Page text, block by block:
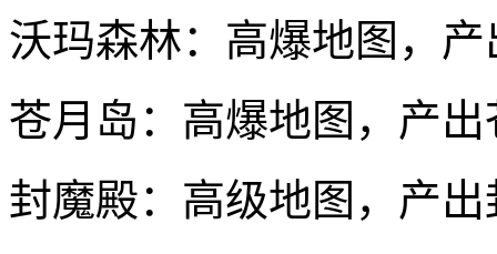
沃玛森林：高爆地图，
苍月岛：高爆地图，产
封魔殿：高级地图，产